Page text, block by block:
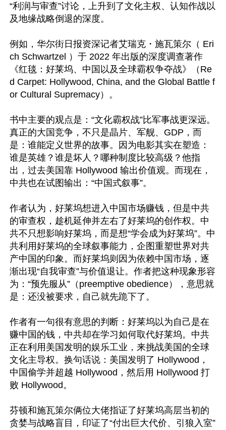
“利润与审查”讨论，上升到了文化主权、认知作战以
及地缘战略倒退的深度。
例如，华尔街日报资深记者艾瑞克・施瓦策尔（ Eri
ch Schwartzel ）于 2022 年出版的深度调查著作
《红毯：好莱坞、中国以及全球霸权争夺战》（Re
d Carpet: Hollywood, China, and the Global Battle f
or Cultural Supremacy）。
书中主要的观点是：“文化霸权战”比军事战更深远。
真正的大国竞争，不只是晶片、军舰、GDP，而
是：谁能定义世界的故事。因为电影其实在塑造：
谁是英雄？谁是坏人？哪种制度比较高级？他指
出，过去美国靠 Hollywood 输出价值观。而现在，
中共也在试图输出：“中国式叙事”。
作者认为，好莱坞想进入中国市场赚钱，但是中共
的审查权，趁机延伸并左右了好莱坞的创作权。中
共不只想影响好莱坞，而是想“学会成为好莱坞”。中
共利用好莱坞的全球叙事能力，企图重塑世界对共
产中国的印象。而好莱坞则因为依赖中国市场，逐
渐出现“自我审查”与价值退让。作者把这种现象形容
为：“预先服从”（preemptive obedience），意思就
是：还没被要求，自己就先跪下了。
作者有一句很有意思的判断：好莱坞以为自己是在
赚中国的钱，中共却在学习如何取代好莱坞。中共
正在利用美国发明的娱乐工业，来挑战美国的全球
文化主导权。换句话说：美国发明了 Hollywood，
中国偷学并超越 Hollywood，然后用 Hollywood 打
败 Hollywood。
芬顿和施瓦策尔俩位大佬指证了好莱坞高层当初的
贪婪与战略盲目，印证了“付出巨大代价、引狼入室”